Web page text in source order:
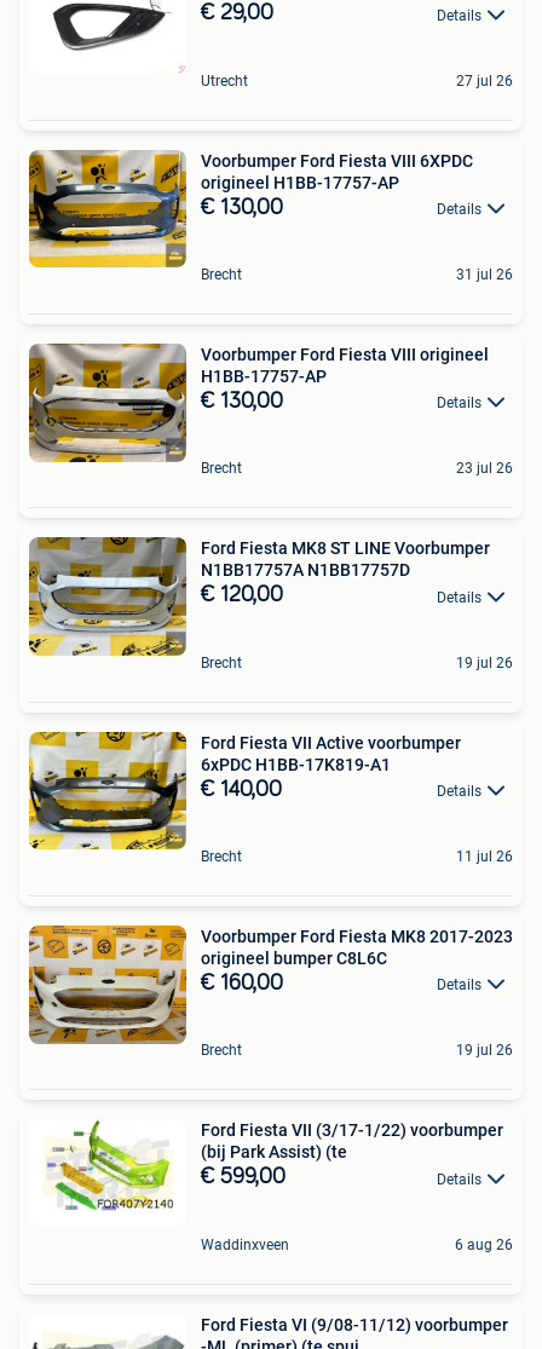
€ 29,00 Details
Utrecht 27 jul 26
Voorbumper Ford Fiesta VIII 6XPDC
origineel H1BB-17757-AP
€ 130,00 Details
Brecht 31 jul 26
Voorbumper Ford Fiesta VIII origineel
H1BB-17757-AP
€ 130,00 Details
Brecht 23 jul 26
Ford Fiesta MK8 ST LINE Voorbumper
N1BB17757A N1BB17757D
€ 120,00 Details
Brecht 19 jul 26
Ford Fiesta VII Active voorbumper
6xPDC H1BB-17K819-A1
€ 140,00 Details
Brecht 11 jul 26
Voorbumper Ford Fiesta MK8 2017-2023
origineel bumper C8L6C
€ 160,00 Details
Brecht 19 jul 26
Ford Fiesta VII (3/17-1/22) voorbumper
(bij Park Assist) (te
€ 599,00 Details
Waddinxveen 6 aug 26
Ford Fiesta VI (9/08-11/12) voorbumper